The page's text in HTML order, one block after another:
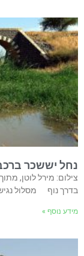
נחל יששכר
צילום: מירל לוטן,
בדרך נוף מסלול
מידע נוסף »